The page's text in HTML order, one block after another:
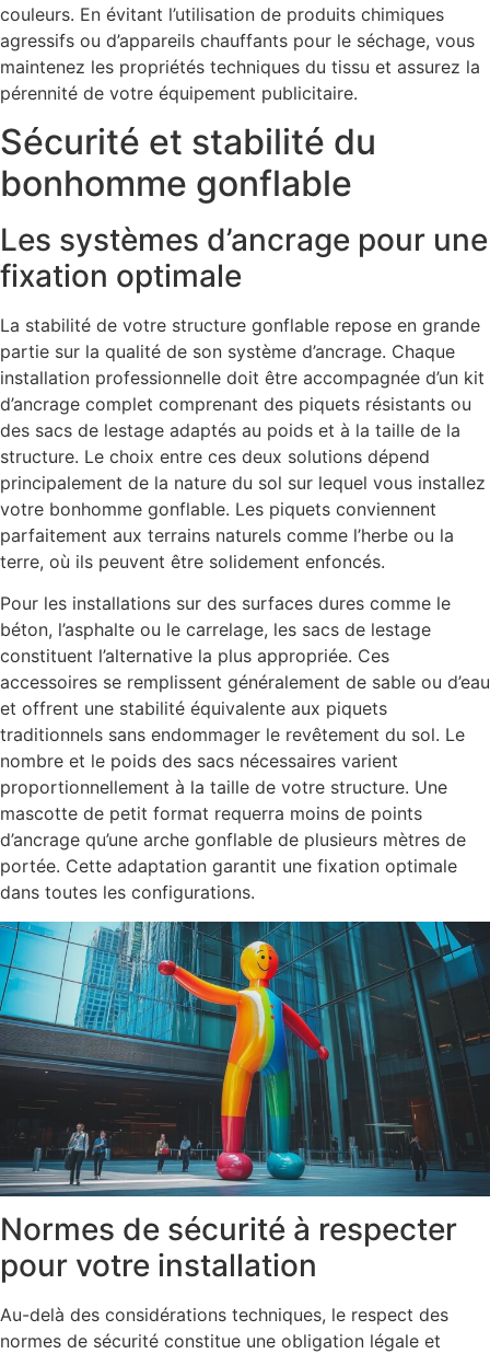
couleurs. En évitant l’utilisation de produits chimiques
agressifs ou d’appareils chauffants pour le séchage, vous
maintenez les propriétés techniques du tissu et assurez la
pérennité de votre équipement publicitaire.
Sécurité et stabilité du
bonhomme gonflable
Les systèmes d’ancrage pour une
fixation optimale
La stabilité de votre structure gonflable repose en grande
partie sur la qualité de son système d’ancrage. Chaque
installation professionnelle doit être accompagnée d’un kit
d’ancrage complet comprenant des piquets résistants ou
des sacs de lestage adaptés au poids et à la taille de la
structure. Le choix entre ces deux solutions dépend
principalement de la nature du sol sur lequel vous installez
votre bonhomme gonflable. Les piquets conviennent
parfaitement aux terrains naturels comme l’herbe ou la
terre, où ils peuvent être solidement enfoncés.
Pour les installations sur des surfaces dures comme le
béton, l’asphalte ou le carrelage, les sacs de lestage
constituent l’alternative la plus appropriée. Ces
accessoires se remplissent généralement de sable ou d’eau
et offrent une stabilité équivalente aux piquets
traditionnels sans endommager le revêtement du sol. Le
nombre et le poids des sacs nécessaires varient
proportionnellement à la taille de votre structure. Une
mascotte de petit format requerra moins de points
d’ancrage qu’une arche gonflable de plusieurs mètres de
portée. Cette adaptation garantit une fixation optimale
dans toutes les configurations.
Normes de sécurité à respecter
pour votre installation
Au-delà des considérations techniques, le respect des
normes de sécurité constitue une obligation légale et